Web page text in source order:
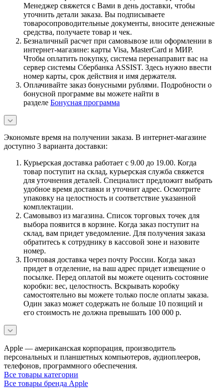
Менеджер свяжется с Вами в день доставки, чтобы
уточнить детали заказа. Вы подписываете
товаросопроводительные документы, вносите денежные
средства, получаете товар и чек.
Безналичный расчет при самовывозе или оформлении в
интернет-магазине: карты Visa, MasterCard и МИР.
Чтобы оплатить покупку, система перенаправит вас на
сервер системы Сбербанка ASSIST. Здесь нужно ввести
номер карты, срок действия и имя держателя.
Оплачивайте заказ бонусными рублями. Подробности о
бонусной программе вы можете найти в
разделе Бонусная программа
Экономьте время на получении заказа. В интернет-магазине
доступно 3 варианта доставки:
Курьерская доставка работает с 9.00 до 19.00. Когда
товар поступит на склад, курьерская служба свяжется
для уточнения деталей. Специалист предложит выбрать
удобное время доставки и уточнит адрес. Осмотрите
упаковку на целостность и соответствие указанной
комплектации.
Самовывоз из магазина. Список торговых точек для
выбора появится в корзине. Когда заказ поступит на
склад, вам придет уведомление. Для получения заказа
обратитесь к сотруднику в кассовой зоне и назовите
номер.
Почтовая доставка через почту России. Когда заказ
придет в отделение, на ваш адрес придет извещение о
посылке. Перед оплатой вы можете оценить состояние
коробки: вес, целостность. Вскрывать коробку
самостоятельно вы можете только после оплаты заказа.
Один заказ может содержать не больше 10 позиций и
его стоимость не должна превышать 100 000 р.
Apple — американская корпорация, производитель
персональных и планшетных компьютеров, аудиоплееров,
телефонов, программного обеспечения.
Все товары категории
Все товары бренда Apple